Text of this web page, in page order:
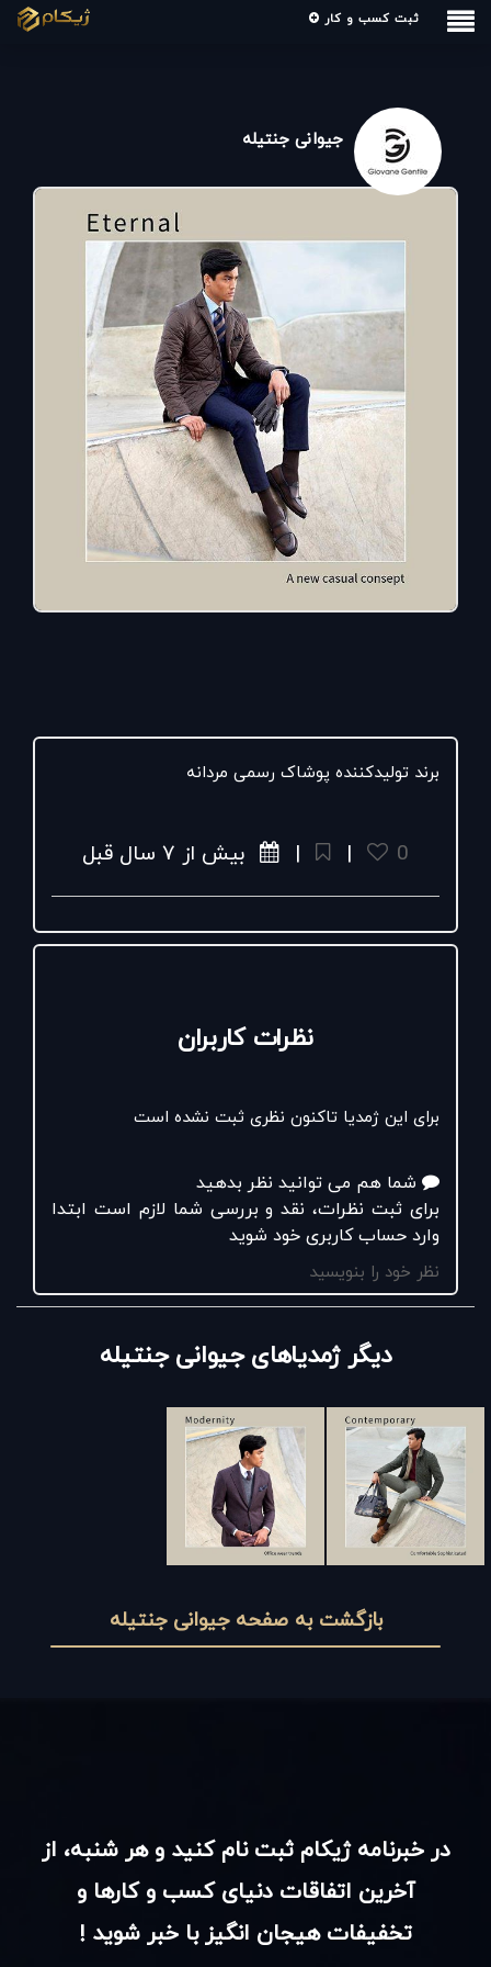
ثبت کسب و کار
جیوانی جنتیله
برند تولیدکننده پوشاک رسمی مردانه
0
|
| بیش از ۷ سال قبل
نظرات کاربران
برای این ژمدیا تاکنون نظری ثبت نشده است
شما هم می توانید نظر بدهید
برای ثبت نظرات، نقد و بررسی شما لازم است ابتدا
وارد حساب کاربری خود شوید
نظر خود را بنویسید
دیگر ژمدیاهای جیوانی جنتیله
بازگشت به صفحه جیوانی جنتیله
در خبرنامه ژیکام ثبت نام کنید و هر شنبه، از
آخرین اتفاقات دنیای کسب و کارها و
تخفیفات هیجان انگیز با خبر شوید !